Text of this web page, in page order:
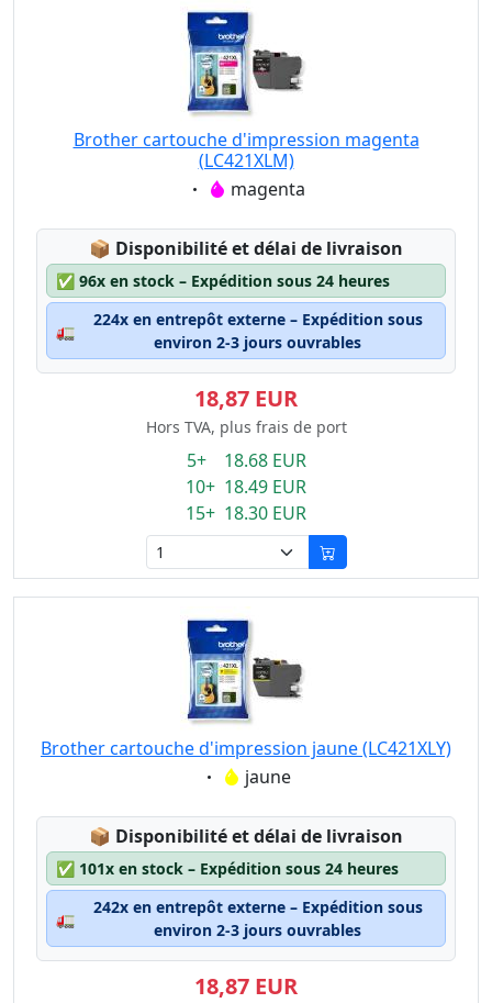
Brother cartouche d'impression magenta
(LC421XLM)
Eigenschaft:
magenta
📦 Lagerstatus:
Disponibilité et délai de livraison
✅ 96x en stock – Expédition sous 24 heures
🚛
224x en entrepôt externe – Expédition sous
environ 2-3 jours ouvrables
18,87 EUR
Hors TVA, plus frais de port
5+ 18.68 EUR
10+ 18.49 EUR
15+ 18.30 EUR
Brother cartouche d'impression jaune (LC421XLY)
Eigenschaft:
jaune
📦 Lagerstatus:
Disponibilité et délai de livraison
✅ 101x en stock – Expédition sous 24 heures
🚛
242x en entrepôt externe – Expédition sous
environ 2-3 jours ouvrables
18,87 EUR